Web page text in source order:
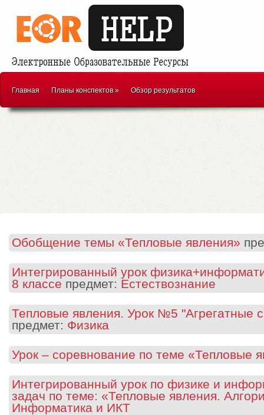
Главная Планы конспектов» Обзор результатов
Обобщение темы «Тепловые явления»
Интегрированный урок
8 классе предмет: Естествознание
Тепловые явления. Урок №5 "Агрегатные
предмет: Физика
Урок – соревнование по теме «Тепловые
Интегрированный урок по физике и
задач по теме: «Тепловые явления.
Информатика и ИКТ